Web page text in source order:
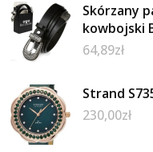
Skórzany
kowbojski
64,89zł
Strand
230,00zł